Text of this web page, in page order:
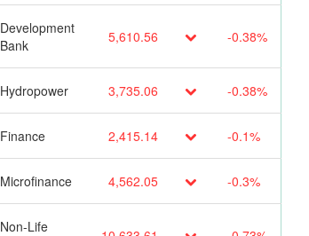
Development
Bank
5,610.56 -0.38%
Hydropower 3,735.06 -0.38%
Finance 2,415.14 -0.1%
Microfinance 4,562.05 -0.3%
Non-Life